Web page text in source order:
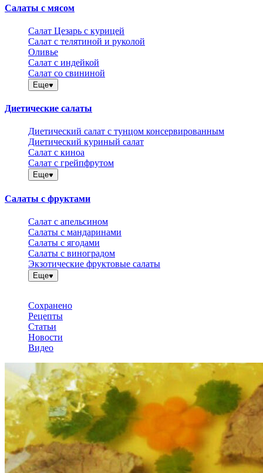
Салаты с мясом
Салат Цезарь с курицей
Салат с телятиной и руколой
Оливье
Салат с индейкой
Салат со свининой
Еще
Диетические салаты
Диетический салат с тунцом консервированным
Диетический куриный салат
Салат с киноа
Салат с грейпфрутом
Еще
Салаты с фруктами
Салат с апельсином
Салаты с мандаринами
Салаты с ягодами
Салаты с виноградом
Экзотические фруктовые салаты
Еще
Сохранено
Рецепты
Статьи
Новости
Видео